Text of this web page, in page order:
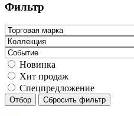
Фильтр
Новинка
Хит продаж
Спецпредложение
Отбор Сбросить фильтр